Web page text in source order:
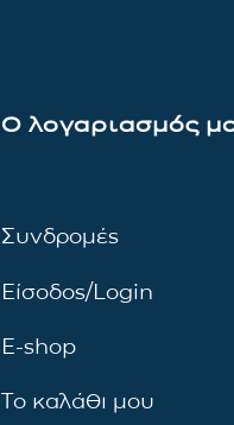
Ο λογαριασμός
Συνδρομές
Είσοδος/Login
E-shop
Το καλάθι μου